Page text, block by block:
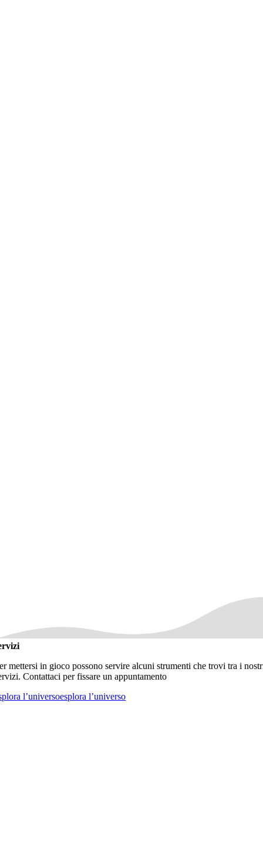
mettersi in gioco possono servire alcuni strumenti che trovi tra i
Contattaci per fissare un appuntamento
l’universoesplora l’universo